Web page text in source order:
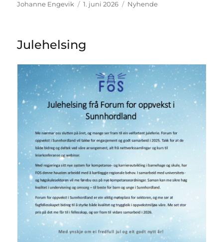
Johanne Engevik 1. juni 2026 Nyhende
Julehelsing